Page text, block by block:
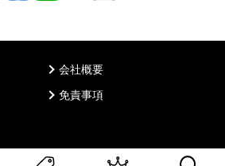
会社概要
免責事項